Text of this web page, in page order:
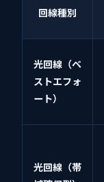
回線種別
光回線（ベ
ストエフォ
ート）
光回線（帯